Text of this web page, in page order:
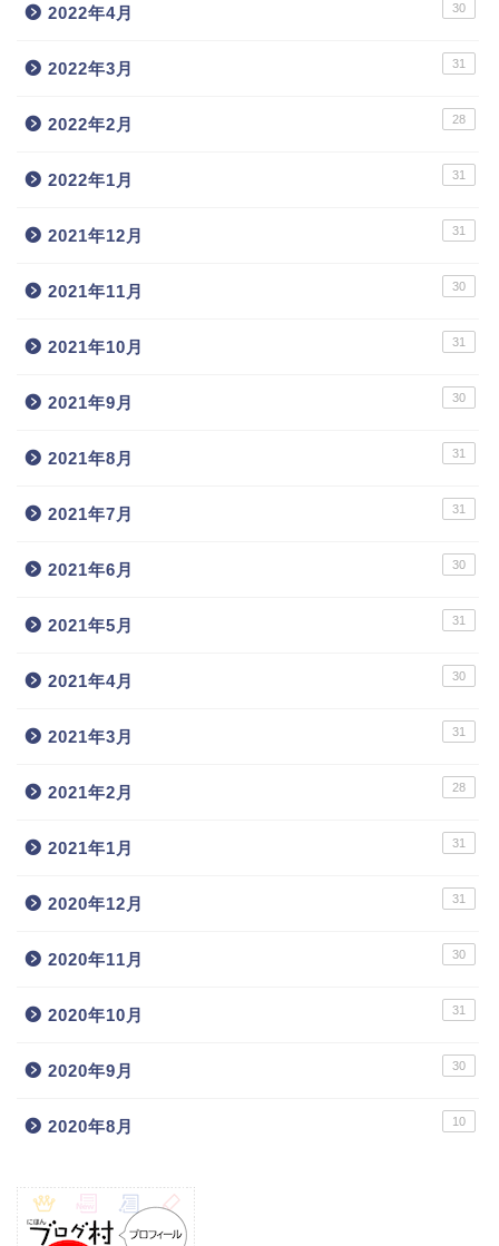
2022年4月 30
2022年3月 31
2022年2月 28
2022年1月 31
2021年12月 31
2021年11月 30
2021年10月 31
2021年9月 30
2021年8月 31
2021年7月 31
2021年6月 30
2021年5月 31
2021年4月 30
2021年3月 31
2021年2月 28
2021年1月 31
2020年12月 31
2020年11月 30
2020年10月 31
2020年9月 30
2020年8月 10